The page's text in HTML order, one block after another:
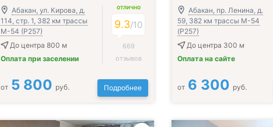
Абакан, ул. Кирова, д.
114, стр. 1, 382 км трассы
М-54 (Р257)
До центра 800 м
Оплата при заселении
ОТЛИЧНО
9.3/10
669
отзывов
от 5 800 руб. Подробнее
Абакан, пр. Ленина, д.
59, 382 км трассы М-54
(Р257)
До центра 300 м
Оплата на сайте
от 6 300 руб.